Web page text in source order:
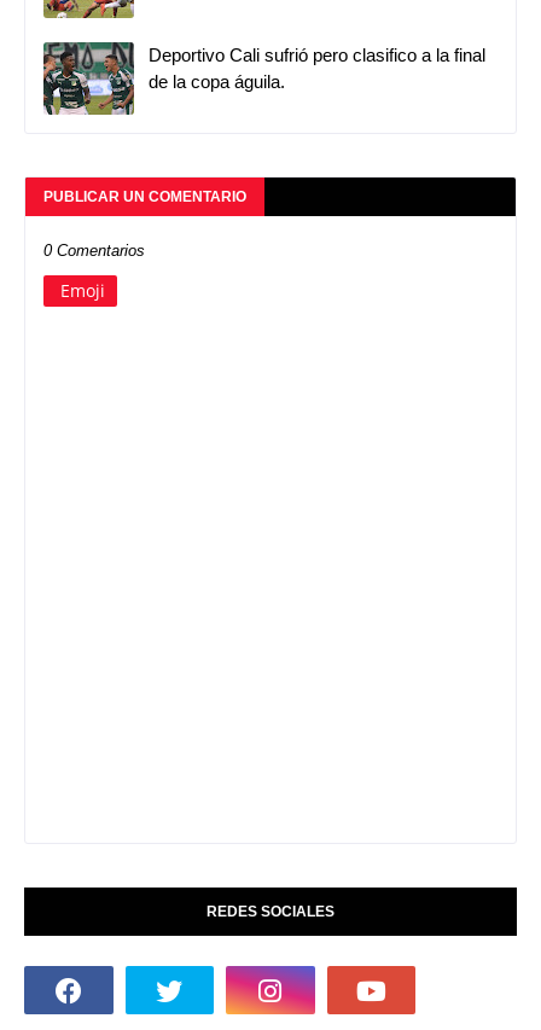
Deportivo Cali sufrió pero clasifico a la final
de la copa águila.
PUBLICAR UN COMENTARIO
0 Comentarios
Emoji
REDES SOCIALES